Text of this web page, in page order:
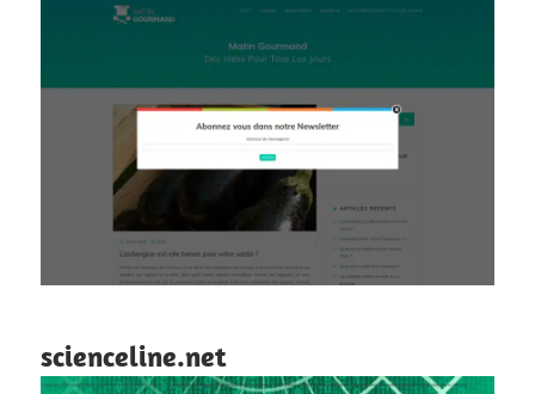
scienceline.net